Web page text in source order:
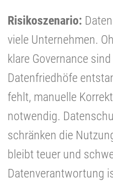
Risikoszenario:
viele Unternehmen.
klare Governance
Datenfriedhöfe
fehlt, manuelle
notwendig.
schränken die
bleibt teuer und
Datenverantwortung